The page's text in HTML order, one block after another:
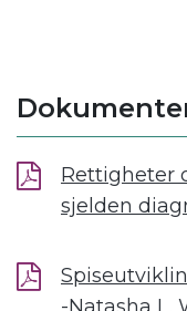
Rettigheter
sjelden